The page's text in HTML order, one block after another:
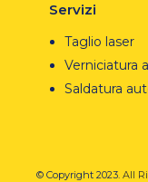
Servizi
Taglio laser
Verniciatura
Saldatura
© Copyright 2023. All